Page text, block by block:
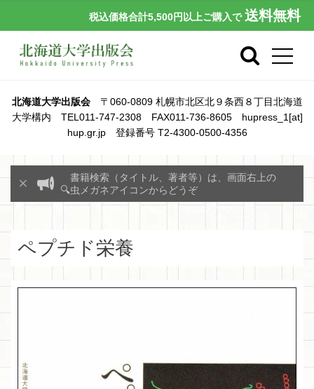
税込価格合計5,500円以上ご購入で 送料無料
北海道大学出版会〒060-0809 札幌市北区北９条西８丁目北海道
大学構内 TEL011-747-2308 FAX011-736-8605 hupress_1[at]
hup.gr.jp 登録番号 T2-4300-0500-4356
書籍検索（タイトル、著者等）は、画面右上の
🔍虫メガネアイコンからどうぞ
ペプチド栄養